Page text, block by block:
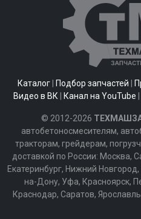
Каталог| Подбор запчастей
Видео в ВК| Канал на YouTube
© 2012-2026
автобетоносмесителям,
тракторам, грейдерам,
доставкой по России: Москва,
Екатеринбург, Нижний
на-Дону, Уфа, Красноярск,
Краснодар, Саратов,